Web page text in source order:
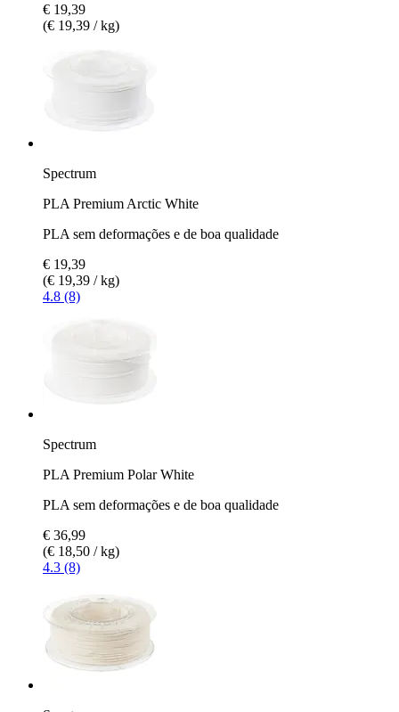
€ 19,39
(€ 19,39 / kg)
Spectrum
PLA Premium Arctic White
PLA sem deformações e de boa qualidade
€ 19,39
(€ 19,39 / kg)
4.8 (8)
Spectrum
PLA Premium Polar White
PLA sem deformações e de boa qualidade
€ 36,99
(€ 18,50 / kg)
4.3 (8)